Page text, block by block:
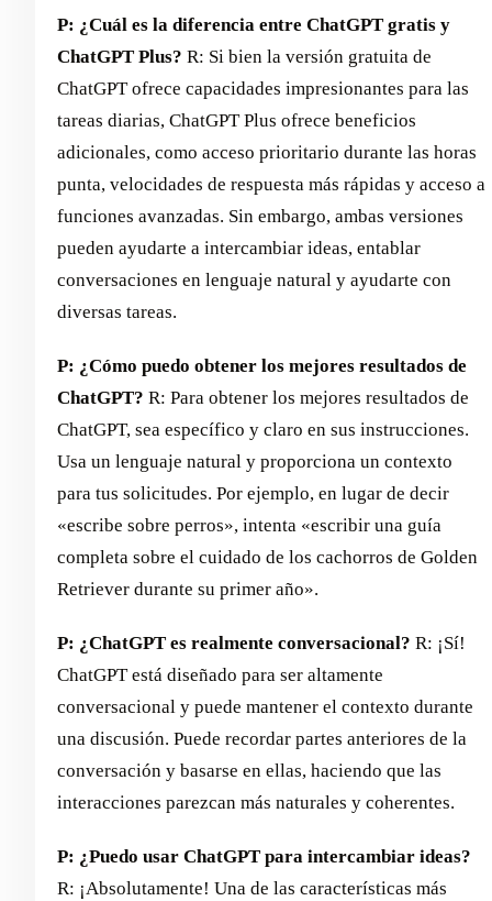
P: ¿Cuál es la diferencia entre ChatGPT gratis y
ChatGPT Plus? R: Si bien la versión gratuita de
ChatGPT ofrece capacidades impresionantes para las
tareas diarias, ChatGPT Plus ofrece beneficios
adicionales, como acceso prioritario durante las horas
punta, velocidades de respuesta más rápidas y acceso a
funciones avanzadas. Sin embargo, ambas versiones
pueden ayudarte a intercambiar ideas, entablar
conversaciones en lenguaje natural y ayudarte con
diversas tareas.
P: ¿Cómo puedo obtener los mejores resultados de
ChatGPT? R: Para obtener los mejores resultados de
ChatGPT, sea específico y claro en sus instrucciones.
Usa un lenguaje natural y proporciona un contexto
para tus solicitudes. Por ejemplo, en lugar de decir
«escribe sobre perros», intenta «escribir una guía
completa sobre el cuidado de los cachorros de Golden
Retriever durante su primer año».
P: ¿ChatGPT es realmente conversacional? R: ¡Sí!
ChatGPT está diseñado para ser altamente
conversacional y puede mantener el contexto durante
una discusión. Puede recordar partes anteriores de la
conversación y basarse en ellas, haciendo que las
interacciones parezcan más naturales y coherentes.
P: ¿Puedo usar ChatGPT para intercambiar ideas?
R: ¡Absolutamente! Una de las características más